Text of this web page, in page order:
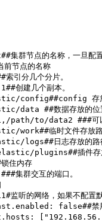
节点的名称，一旦配置
节点的名称
分几个分片。
建几个副本。
config##config 存放
##数据存放的位
to/data2 ###可以
临时文件存放
logs##日志存放的路
plugins##插件存
内存
群交互的端口。
听的网络，如果不配置
false##禁